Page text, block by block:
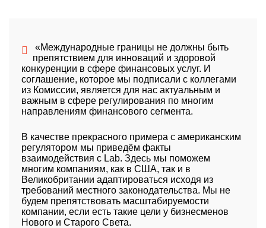
«Международные границы не должны быть
препятствием для инноваций и здоровой
конкуренции в сфере финансовых услуг. И
соглашение, которое мы подписали с коллегами
из Комиссии, является для нас актуальным и
важным в сфере регулирования по многим
направлениям финансового сегмента.
В качестве прекрасного примера с американским
регулятором мы приведём факты
взаимодействия с Lab. Здесь мы поможем
многим компаниям, как в США, так и в
Великобритании адаптироваться исходя из
требований местного законодательства. Мы не
будем препятствовать масштабируемости
компании, если есть такие цели у бизнесменов
Нового и Старого Света.